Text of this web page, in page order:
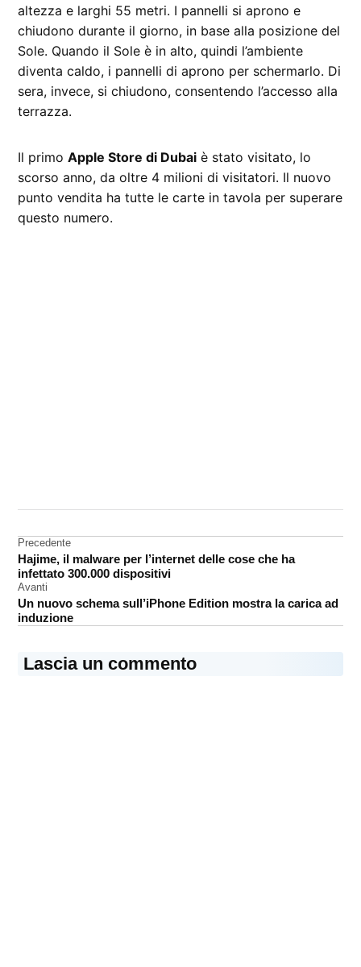
altezza e larghi 55 metri. I pannelli si aprono e
chiudono durante il giorno, in base alla posizione del
Sole. Quando il Sole è in alto, quindi l’ambiente
diventa caldo, i pannelli di aprono per schermarlo. Di
sera, invece, si chiudono, consentendo l’accesso alla
terrazza.
Il primoApple Store di Dubai è stato visitato, lo
scorso anno, da oltre 4 milioni di visitatori. Il nuovo
punto vendita ha tutte le carte in tavola per superare
questo numero.
Dubai
Navigazione
articoli
Precedente
Hajime, il malware per l’internet delle cose che ha
infettato 300.000 dispositivi
Avanti
Un nuovo schema sull’iPhone Edition mostra la carica ad
induzione
Lascia un commento